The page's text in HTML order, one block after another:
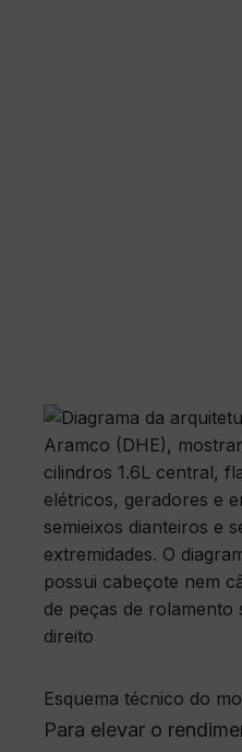
Esquema técnico do
Para elevar o